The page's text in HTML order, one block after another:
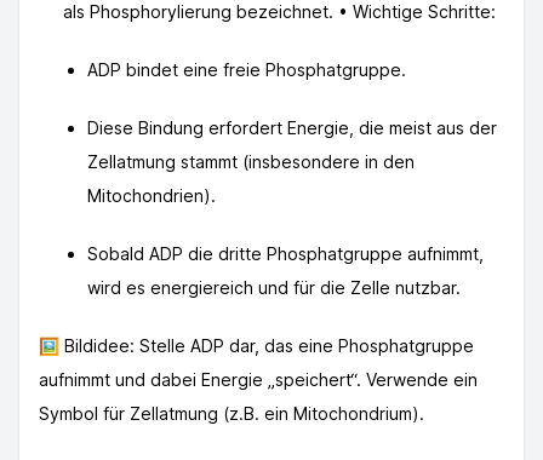
als Phosphorylierung bezeichnet. • Wichtige Schritte:
ADP bindet eine freie Phosphatgruppe.
Diese Bindung erfordert Energie, die meist aus der
Zellatmung stammt (insbesondere in den
Mitochondrien).
Sobald ADP die dritte Phosphatgruppe aufnimmt,
wird es energiereich und für die Zelle nutzbar.
🖼️ Bildidee: Stelle ADP dar, das eine Phosphatgruppe
aufnimmt und dabei Energie „speichert“. Verwende ein
Symbol für Zellatmung (z.B. ein Mitochondrium).